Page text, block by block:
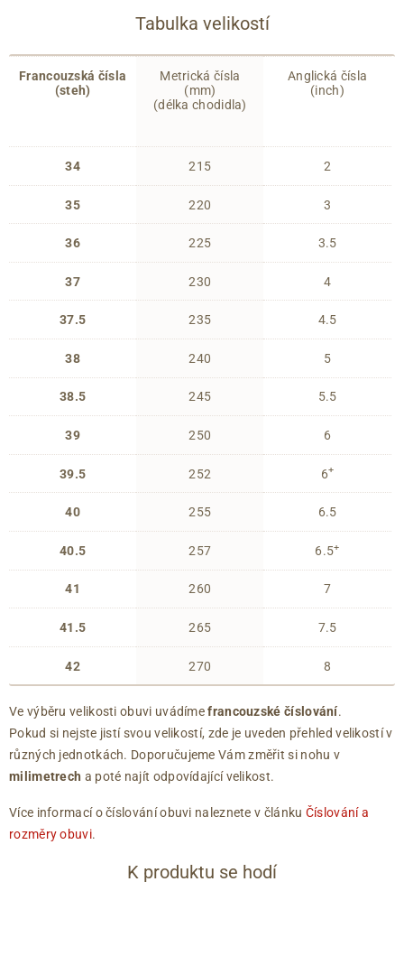
Tabulka velikostí
Francouzská čísla
(steh)
34
35
36
37
37.5
38
38.5
39
39.5
40
40.5
41
41.5
42
Metrická čísla
(mm)
(délka chodidla)
215
220
225
230
235
240
245
250
252
255
257
260
265
270
Anglická čísla
(inch)
2
3
3.5
4
4.5
5
5.5
6
6+
6.5
6.5+
7
7.5
8
Ve výběru velikosti obuvi uvádímefrancouzské číslování.
Pokud si nejste jistí svou velikostí, zde je uveden přehled velikostí v
různých jednotkách. Doporučujeme Vám změřit si nohu v
milimetrech a poté najít odpovídající velikost.
Více informací o číslování obuvi naleznete v článku Číslování a
rozměry obuvi.
K produktu se hodí